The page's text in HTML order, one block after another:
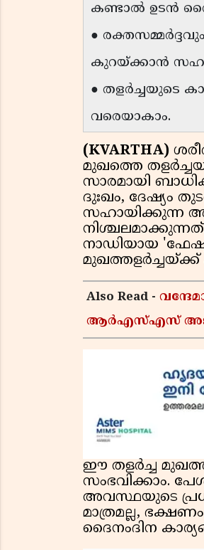
കണ്ടാൽ ഉടൻ
●
കുറയ്ക്കാൻ
● തളർച്ചയുടെ
വരെയാകാം.
(KVARTHA)
മുഖത്തെ
സാരമായി
ദുഃഖം, ദേഷ്യം
സഹായിക്കുന്ന
നാഡിയായ
Also Read -
ആർഎസ്എസ്
ഈ തളർച്ച
സംഭവിക്കാം.
അവസ്ഥയുടെ
മാത്രമല്ല,
ദൈനംദിന